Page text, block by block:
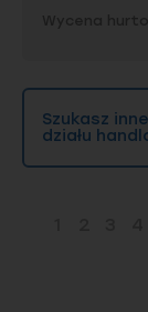
Szukasz
działu